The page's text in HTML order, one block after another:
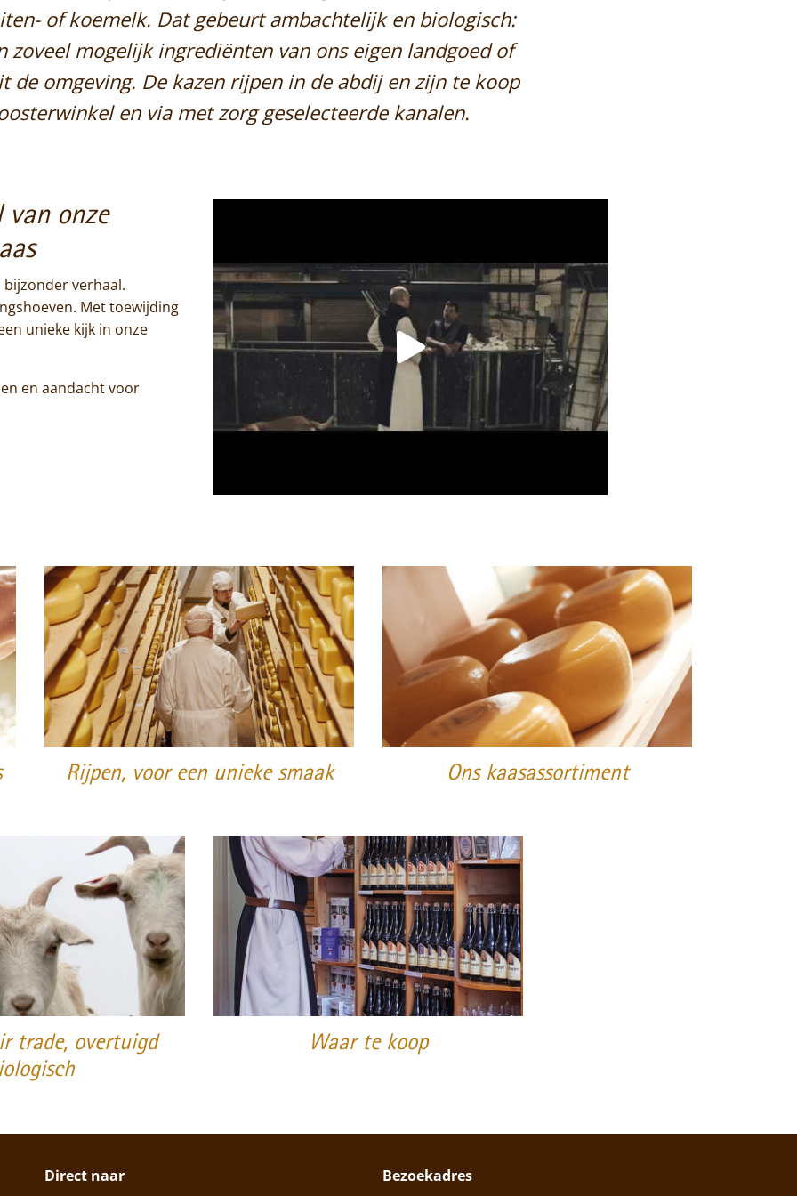
Actueel
Contact
Jammakerij
De kloosterwinkel
of koemelk. Dat gebeurt ambachtelijk en biologisch:
zoveel mogelijk ingrediënten van ons eigen landgoed of
de omgeving. De kazen rijpen in de abdij en zijn te koop
en via met zorg geselecteerde kanalen.
van onze
bijzonder verhaal.
Met toewijding
unieke kijk in onze
en aandacht voor
Rijpen, voor een unieke smaak Ons kaasassortiment
trade, overtuigd
Waar te koop
Direct naar
Bezoekadres